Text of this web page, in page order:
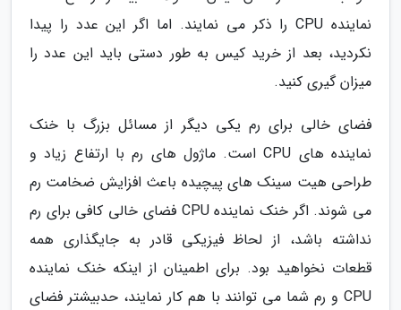
نماینده CPU را ذکر می نمایند. اما اگر این عدد را پیدا
نکردید، بعد از خرید کیس به طور دستی باید این عدد را
میزان گیری کنید.
فضای خالی برای رم یکی دیگر از مسائل بزرگ با خنک
نماینده های CPU است. ماژول های رم با ارتفاع زیاد و
طراحی هیت سینک های پیچیده باعث افزایش ضخامت رم
می شوند. اگر خنک نماینده CPU فضای خالی کافی برای رم
نداشته باشد، از لحاظ فیزیکی قادر به جایگذاری همه
قطعات نخواهید بود. برای اطمینان از اینکه خنک نماینده
CPU و رم شما می توانند با هم کار نمایند، حدبیشتر فضای